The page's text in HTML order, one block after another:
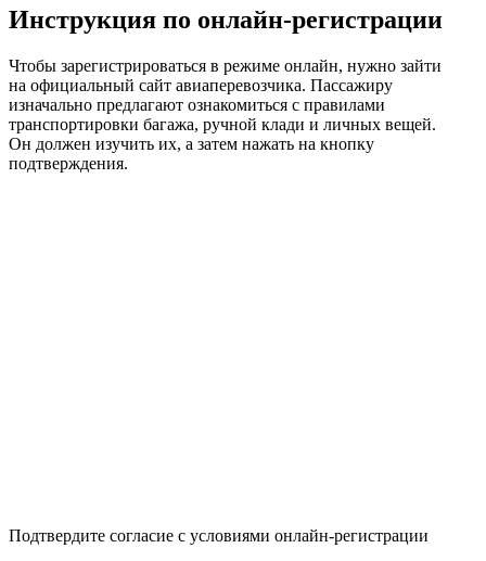
Инструкция по онлайн-регистрации
Чтобы зарегистрироваться в режиме онлайн, нужно зайти
на официальный сайт авиаперевозчика. Пассажиру
изначально предлагают ознакомиться с правилами
транспортировки багажа, ручной клади и личных вещей.
Он должен изучить их, а затем нажать на кнопку
подтверждения.
Подтвердите согласие с условиями онлайн-регистрации